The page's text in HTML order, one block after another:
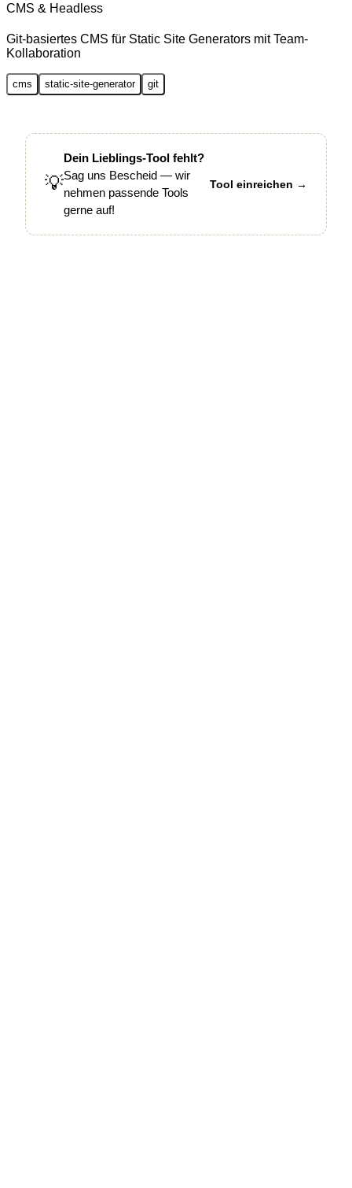
CMS & Headless
Git-basiertes CMS für Static Site Generators mit Team-
Kollaboration
cms static-site-generator git
💡
Dein Lieblings-Tool fehlt?
Sag uns Bescheid — wir
nehmen passende Tools
gerne auf!
Tool einreichen →